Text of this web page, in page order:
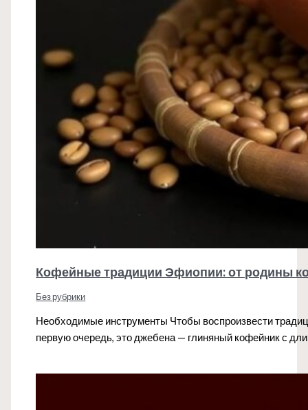
Кофейные традиции Эфиопии: от родины
Без рубрики
Необходимые инструменты Чтобы воспроизвести
первую очередь, это джебена — глиняный кофейник с